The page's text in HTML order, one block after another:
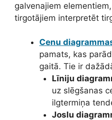
galvenajiem
tirgotājiem interpretēt
Cenu
pamats, kas
gaitā. Tie ir
Līniju
uz slēgšanas
ilgtermiņa
Joslu